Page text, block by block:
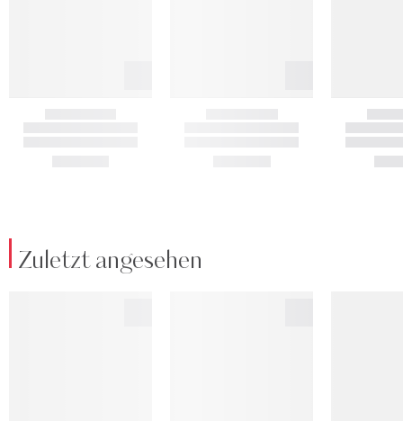
Zuletzt angesehen